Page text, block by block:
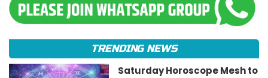
TRENDING NEWS
Saturday Horoscope Mesh to